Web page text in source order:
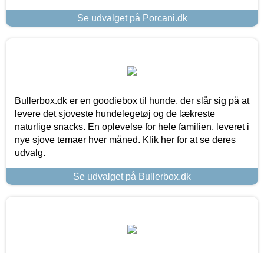
Se udvalget på Porcani.dk
Bullerbox.dk er en goodiebox til hunde, der slår sig på at
levere det sjoveste hundelegetøj og de lækreste
naturlige snacks. En oplevelse for hele familien, leveret i
nye sjove temaer hver måned. Klik her for at se deres
udvalg.
Se udvalget på Bullerbox.dk